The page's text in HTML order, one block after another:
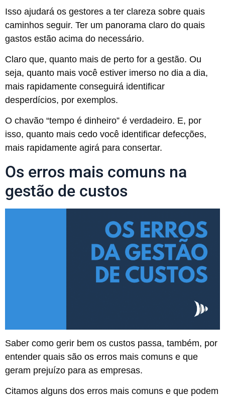
Isso ajudará os gestores a ter clareza sobre quais
caminhos seguir. Ter um panorama claro do quais
gastos estão acima do necessário.
Claro que, quanto mais de perto for a gestão. Ou
seja, quanto mais você estiver imerso no dia a dia,
mais rapidamente conseguirá identificar
desperdícios, por exemplos.
O chavão “tempo é dinheiro” é verdadeiro. E, por
isso, quanto mais cedo você identificar defecções,
mais rapidamente agirá para consertar.
Os erros mais comuns na
gestão de custos
Saber como gerir bem os custos passa, também, por
entender quais são os erros mais comuns e que
geram prejuízo para as empresas.
Citamos alguns dos erros mais comuns e que podem